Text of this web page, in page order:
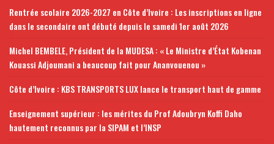
Rentrée scolaire 2026-2027 en Côte d’Ivoire : Les inscriptions en ligne
dans le secondaire ont débuté depuis le samedi 1er août 2026
Michel BEMBELE, Président de la MUDESA : « Le Ministre d’État Kobenan
Kouassi Adjoumani a beaucoup fait pour Ananvouenou »
Côte d’Ivoire : KBS TRANSPORTS LUX lance le transport haut de gamme
Enseignement supérieur : les mérites du Prof Adoubryn Koffi Daho
hautement reconnus par la SIPAM et l’INSP